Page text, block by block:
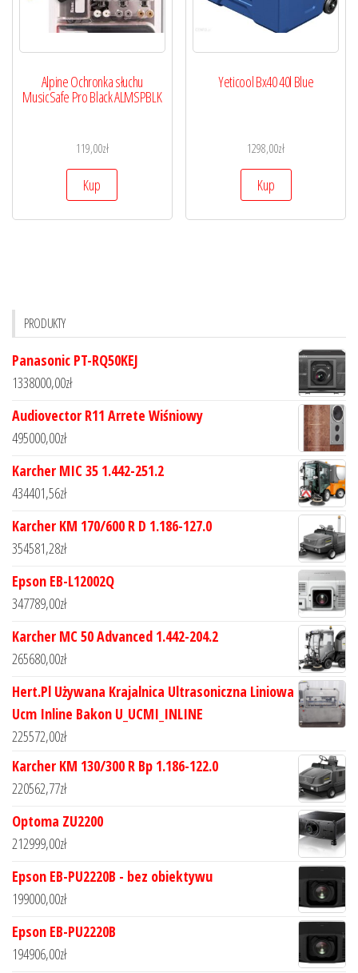
Alpine Ochronka słuchu
MusicSafe Pro Black ALMSPBLK
119,00zł
Kup
Yeticool Bx40 40l Blue
1298,00zł
Kup
PRODUKTY
Panasonic PT-RQ50KEJ
1338000,00zł
Audiovector R11 Arrete Wiśniowy
495000,00zł
Karcher MIC 35 1.442-251.2
434401,56zł
Karcher KM 170/600 R D 1.186-127.0
354581,28zł
Epson EB-L12002Q
347789,00zł
Karcher MC 50 Advanced 1.442-204.2
265680,00zł
Hert.Pl Używana Krajalnica Ultrasoniczna Liniowa
Ucm Inline Bakon U_UCMI_INLINE
225572,00zł
Karcher KM 130/300 R Bp 1.186-122.0
220562,77zł
Optoma ZU2200
212999,00zł
Epson EB-PU2220B - bez obiektywu
199000,00zł
Epson EB-PU2220B
194906,00zł